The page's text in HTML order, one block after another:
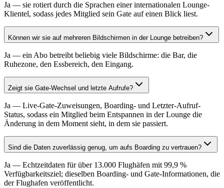
Ja — sie rotiert durch die Sprachen einer internationalen Lounge-
Klientel, sodass jedes Mitglied sein Gate auf einen Blick liest.
Können wir sie auf mehreren Bildschirmen in der Lounge betreiben?
Ja — ein Abo betreibt beliebig viele Bildschirme: die Bar, die
Ruhezone, den Essbereich, den Eingang.
Zeigt sie Gate-Wechsel und letzte Aufrufe?
Ja — Live-Gate-Zuweisungen, Boarding- und Letzter-Aufruf-
Status, sodass ein Mitglied beim Entspannen in der Lounge die
Änderung in dem Moment sieht, in dem sie passiert.
Sind die Daten zuverlässig genug, um aufs Boarding zu vertrauen?
Ja — Echtzeitdaten für über 13.000 Flughäfen mit 99,9 %
Verfügbarkeitsziel; dieselben Boarding- und Gate-Informationen, die
der Flughafen veröffentlicht.